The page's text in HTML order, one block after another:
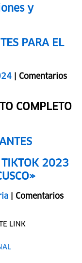
y
PARA EL
|
COMPLETO
TIKTOK 2023